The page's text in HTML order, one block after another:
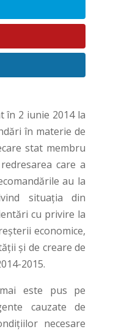
în 2 iunie 2014 la
în materie de
stat membru
care a
au la
situația din
cu privire la
economice,
și de creare de
2015.
este pus pe
cauzate de
necesare